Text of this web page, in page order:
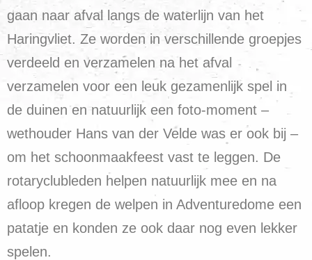
gaan naar afval langs de waterlijn van het
Haringvliet. Ze worden in verschillende groepjes
verdeeld en verzamelen na het afval
verzamelen voor een leuk gezamenlijk spel in
de duinen en natuurlijk een foto-moment –
wethouder Hans van der Velde was er ook bij –
om het schoonmaakfeest vast te leggen. De
rotaryclubleden helpen natuurlijk mee en na
afloop kregen de welpen in Adventuredome een
patatje en konden ze ook daar nog even lekker
spelen.